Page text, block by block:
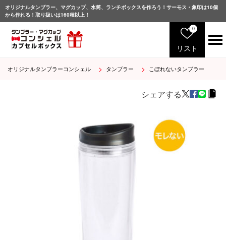
オリジナルタンブラー、マグカップ、水筒、ランチボックスを作ろう！サーモス・象印は10個
から作れる！取り扱いは160種以上！
リスト
0
サ
オリジナルタンブラーコンシェル タンブラー こぼれないタンブラー
シェアする